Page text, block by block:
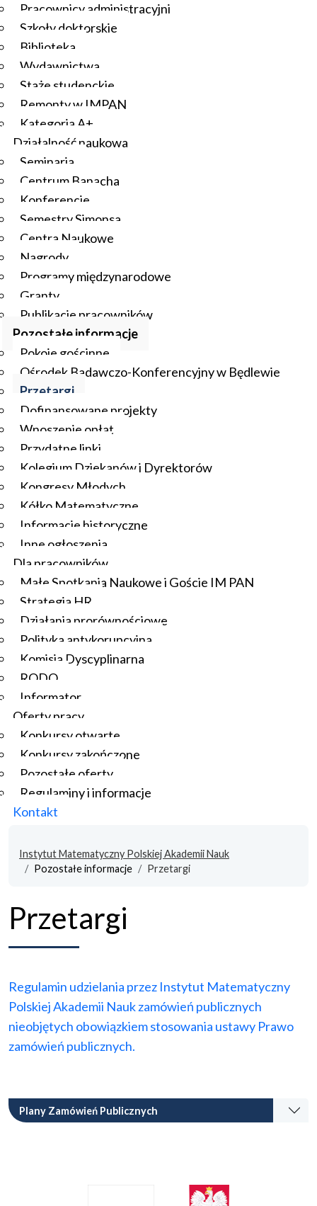
Pracownicy administracyjni
Szkoły doktorskie
Biblioteka
Wydawnictwa
Staże studenckie
Remonty w IMPAN
Kategoria A+
Działalność naukowa
Seminaria
Centrum Banacha
Konferencje
Semestry Simonsa
Centra Naukowe
Nagrody
Programy międzynarodowe
Granty
Publikacje pracowników
Pozostałe informacje
Pokoje gościnne
Ośrodek Badawczo-Konferencyjny w Będlewie
Przetargi
Dofinansowane projekty
Wnoszenie opłat
Przydatne linki
Kolegium Dziekanów i Dyrektorów
Kongresy Młodych
Kółko Matematyczne
Informacje historyczne
Inne ogłoszenia
Dla pracowników
Małe Spotkania Naukowe i Goście IM PAN
Strategia HR
Działania prorównościowe
Polityka antykorupcyjna
Komisja Dyscyplinarna
RODO
Informator
Oferty pracy
Konkursy otwarte
Konkursy zakończone
Pozostałe oferty
Regulaminy i informacje
Kontakt
Instytut Matematyczny Polskiej Akademii Nauk
Pozostałe informacje
Przetargi
Przetargi
Regulamin udzielania przez Instytut Matematyczny
Polskiej Akademii Naukzamówień publicznych
nieobjętych obowiązkiem stosowania ustawy Prawo
zamówień publicznych.
Plany Zamówień Publicznych